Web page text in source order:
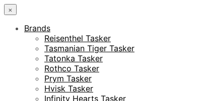
×
Brands
Reisenthel Tasker
Tasmanian Tiger Tasker
Tatonka Tasker
Rothco Tasker
Prym Tasker
Hvisk Tasker
Infinity Hearts Tasker